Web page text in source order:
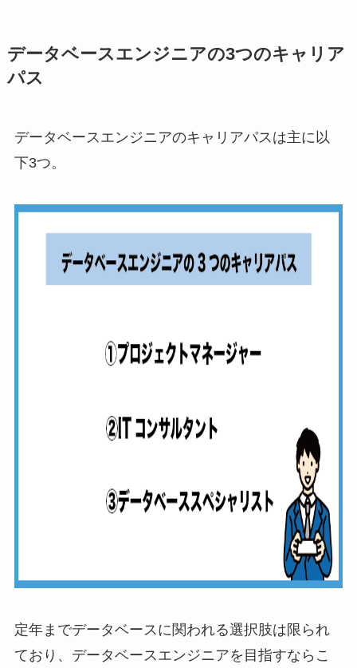
データベースエンジニアの3つのキャリア
パス
データベースエンジニアのキャリアパスは主に以
下3つ。
定年までデータベースに関われる選択肢は限られ
ており、データベースエンジニアを目指すならこ